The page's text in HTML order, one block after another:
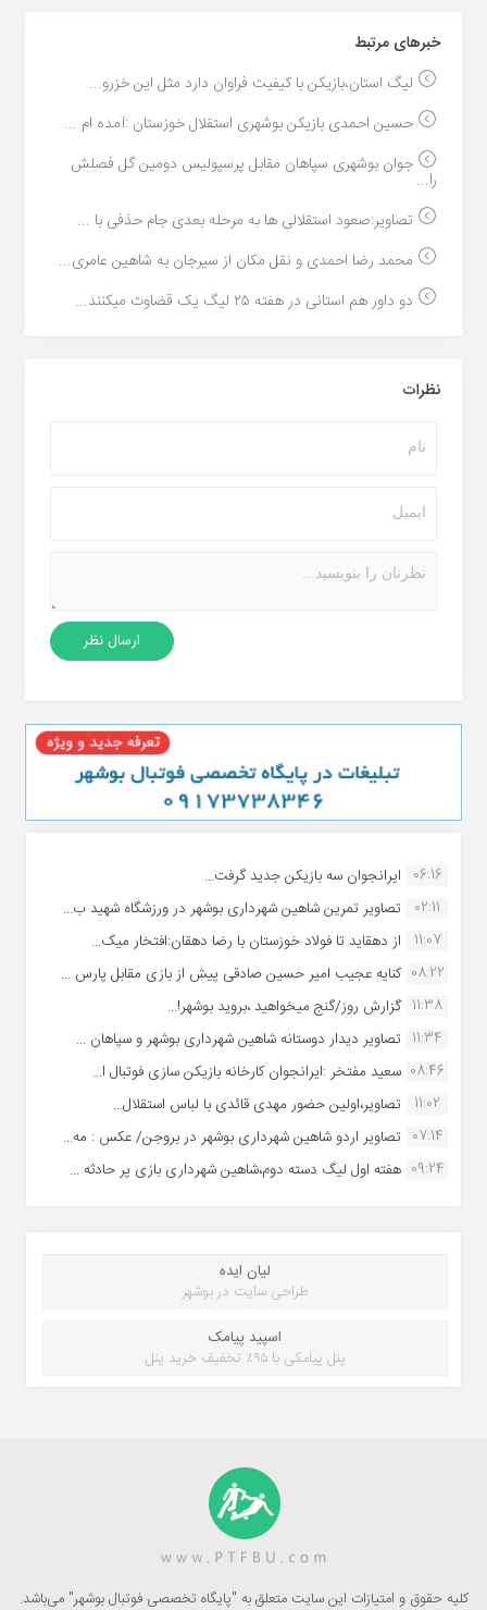
خبر‌های مرتبط
لیگ استان،بازیکن با کیفیت فراوان دارد مثل این خزرو...
حسین احمدی بازیکن بوشهری استقلال خوزستان :آمده ام ...
جوان بوشهری سپاهان مقابل پرسپولیس دومین گل فصلش
را...
تصاویر:صعود استقلالی ها به مرحله بعدی جام حذفی با ...
محمد رضا احمدی و نقل مکان از سیرجان به شاهین عامری...
دو داور هم استانی در هفته ۲۵ لیگ یک قضاوت میکنند...
نظرات
06:16 ایرانجوان سه بازیکن جدید گرفت...
02:11
تصاویر تمرین شاهین شهردارى بوشهر در ورزشگاه شهید ب...
11:07
از دهقاید تا فولاد خوزستان با رضا دهقان:افتخار میک...
08:22 کنایه عجیب امیر حسین صادقی پیش از بازی مقابل پارس ...
11:38 گزارش روز/گنج میخواهید ،بروید بوشهر!...
11:34 تصاویر دیدار دوستانه شاهین شهردارى بوشهر و سپاهان ...
08:46 سعید مفتخر :ایرانجوان کارخانه بازیکن سازی فوتبال ا...
11:02
تصاویر،اولین حضور مهدی قائدی با لباس استقلال...
07:14 تصاویر اردو شاهین شهرداری بوشهر در بروجن/ عکس : مه...
09:24 هفته اول لیگ دسته دوم،شاهین شهرداری بازی پر حادثه ...
لیان ایده
طراحی سایت در بوشهر
اسپید پیامک
پنل پیامکی با ۹۵٪ تخفیف خرید پنل
کلیه حقوق و امتیازات این سایت متعلق به "پایگاه تخصصی فوتبال بوشهر" می‌باشد.